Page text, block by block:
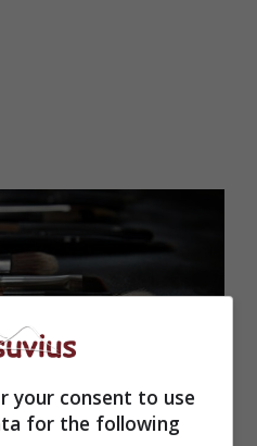
your consent to use
for the following